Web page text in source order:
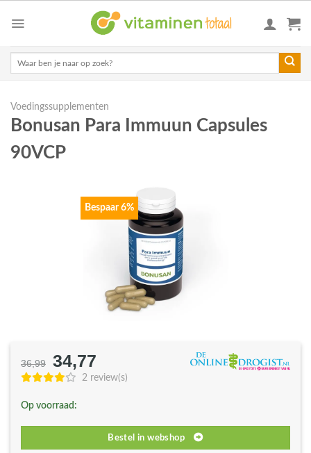
Voedingssupplementen
Bonusan Para Immuun Capsules
90VCP
Bespaar 6%
36,99
Oorspronkelijke
prijs
€36,99.
34,77
prijs
2 review(s)
Op voorraad:
Bestel in webshop